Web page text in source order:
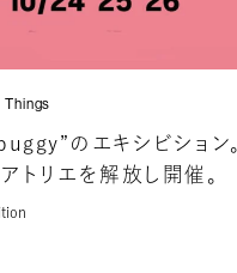
Things
のエキシビション。
トリエを解放し開催。